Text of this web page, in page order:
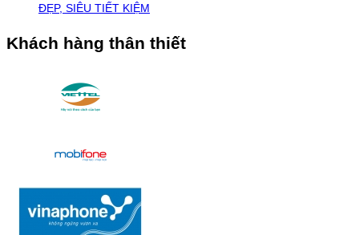
ĐẸP, SIÊU TIẾT KIỆM
Khách hàng thân thiết